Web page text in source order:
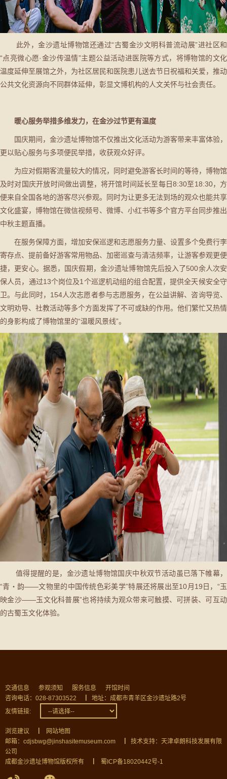
此外，金沙遗址博物馆还通过“古蜀金沙文明科普流动展”进社区和
“点亮微心愿·金沙传温情”主题公益活动进医院等方式，将博物馆的文化
温度延伸至展馆之外，为社区居民和医院患儿送去节日祝福和关爱，推动
公共文化资源向不同群体延伸，彰显文博机构的人文关怀与社会责任。
暖心服务举措多维发力，在金沙过节更有温度
国庆期间，金沙遗址博物馆不仅推出文化活动为游客带来丰富体验，
更以贴心服务与多项便民举措，收获观众好评。
为应对假期客流量较大的情况，同时避免游客长时间的等待，博物馆
及时对国庆开放时间做出调整，将开馆时间延长至每日8:30至18:30，方
便来自全国各地的游客尽兴参观。同时为让更多无法到场的观众也能共享
文化盛宴，博物馆在微信视频号、微博、小红书等多个官方平台同步推出
中秋主题直播。
在服务保障方面，增加安保巡逻和志愿服务力量、设置多个免费行李
寄存点、提前备好游客常用物品、加密巡查与清洁频率，让游客参观更便
捷，更安心。据悉，国庆假期，金沙遗址博物馆先后投入了500余人次安
保人员，通过13个岗位及1个巡逻机动组的组合配置，提供全天候安全守
卫。与此同时，154人次志愿者参与志愿服务，在公益讲解、咨询导览、
文明劝导、社教活动等多个方面发挥了不可或缺的作用。他们繁忙又热情
的身影构成了博物馆里的“温暖风景线”。
值得提醒的是，金沙遗址博物馆国庆中秋双节活动虽已落下帷幕，
“青・韵——文物里的中国传统色彩美学”特展还将展出至10月19日，“玉
映金沙——玉文化科普展”也将持续为观众带来可触摸、可拼装、可互动
的古蜀玉文化体验。
交通信息 参观须知 服务信息
开馆时间
咨询电话：028-87303522
地址：成都市青羊区金沙遗址路2号
友情链接:
浏览建议
网站地图
邮箱：cdjsbwg@jinshasitemuseum.com
技术支持：天津卓朗科技发展有限
公司
成都金沙遗址博物馆版权所有
蜀ICP备18020442号-1